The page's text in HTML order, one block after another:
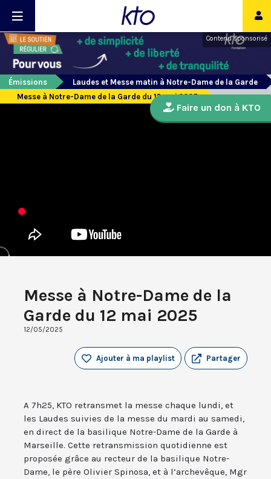
Contenu sponsorisé
Émissions
Laudes et Messe matin à Notre-Dame de la Garde
Messe à Notre-Dame de la Garde du 12 mai 2025
Messe à Notre-Dame de la
Garde du 12 mai 2025
12/05/2025
Partager
Ajouter à ma playlist
A 7h25, KTO retransmet la messe chaque lundi, et
les Laudes suivies de la messe du mardi au samedi,
en direct de la basilique Notre-Dame de la Garde à
Marseille. Cette retransmission quotidienne est
proposée grâce au recteur de la basilique Notre-
Dame, le père Olivier Spinosa, et à l’archevêque, Mgr
Faire un don à KTO